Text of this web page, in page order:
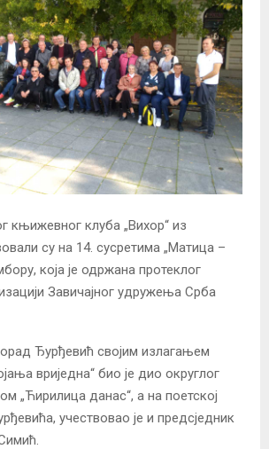
књижевног клуба „Вихор“ из
су на 14. сусретима „Матица –
која је одржана протеклог
Завичајног удружења Срба
Ђурђевић својим излагањем
вриједна“ био је дио округлог
„Ћирилица данас“, а на поетској
учествовао је и предсједник